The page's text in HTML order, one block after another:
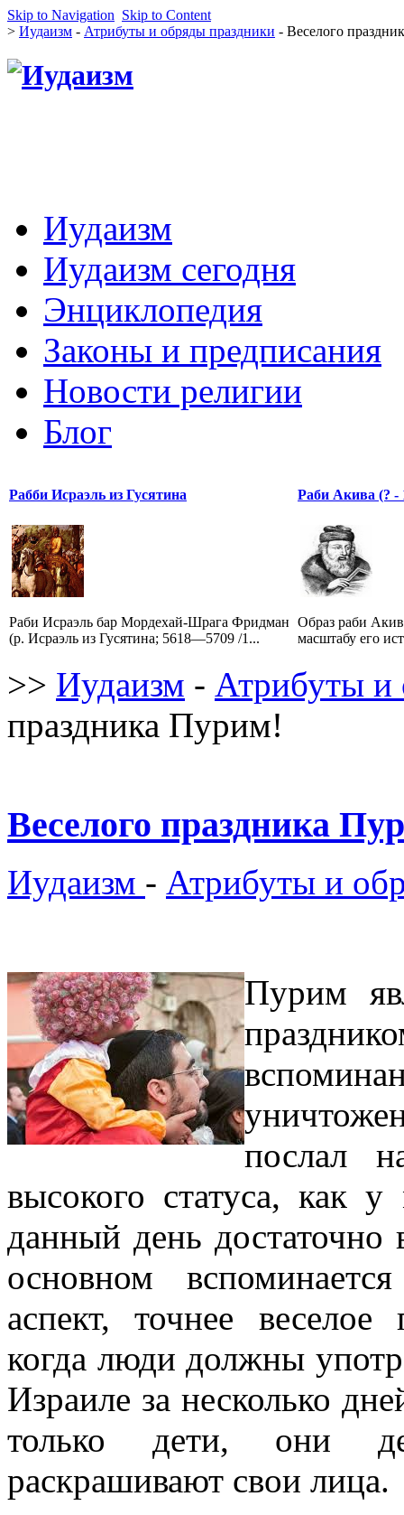
Skip to Navigation Skip to Content
> Иудаизм - Атрибуты и обряды праздники - Веселого
Иудаизм
Иудаизм сегодня
Энциклопедия
Законы и предписания
Новости религии
Блог
Рабби Исраэль из Гусятина
Раби Исраэль бар Мордехай-Шрага Фридман
(р. Исраэль из Гусятина; 5618—5709 /1...
Раби Акива (? -
Образ раби
масштабу его
>> Иудаизм - Атрибуты и
праздника Пурим!
Веселого праздника
Иудаизм - Атрибуты и
Пурим
послал
высокого статуса, как
данный день
основном
аспект, точнее
когда люди должны
Израиле за несколько
только дети, они
раскрашивают свои лица.